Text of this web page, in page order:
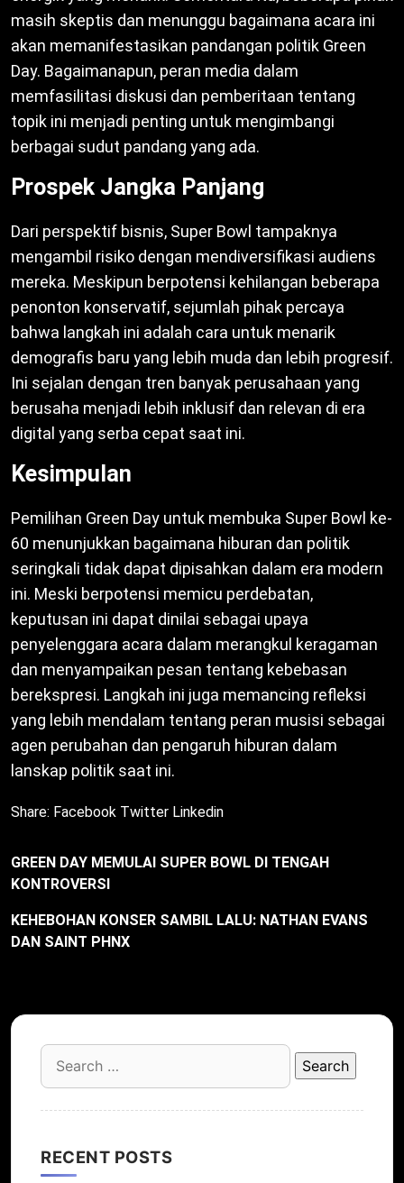
masih skeptis dan menunggu bagaimana acara ini
akan memanifestasikan pandangan politik Green
Day. Bagaimanapun, peran media dalam
memfasilitasi diskusi dan pemberitaan tentang
topik ini menjadi penting untuk mengimbangi
berbagai sudut pandang yang ada.
Prospek Jangka Panjang
Dari perspektif bisnis, Super Bowl tampaknya
mengambil risiko dengan mendiversifikasi audiens
mereka. Meskipun berpotensi kehilangan beberapa
penonton konservatif, sejumlah pihak percaya
bahwa langkah ini adalah cara untuk menarik
demografis baru yang lebih muda dan lebih progresif.
Ini sejalan dengan tren banyak perusahaan yang
berusaha menjadi lebih inklusif dan relevan di era
digital yang serba cepat saat ini.
Kesimpulan
Pemilihan Green Day untuk membuka Super Bowl ke-
60 menunjukkan bagaimana hiburan dan politik
seringkali tidak dapat dipisahkan dalam era modern
ini. Meski berpotensi memicu perdebatan,
keputusan ini dapat dinilai sebagai upaya
penyelenggara acara dalam merangkul keragaman
dan menyampaikan pesan tentang kebebasan
berekspresi. Langkah ini juga memancing refleksi
yang lebih mendalam tentang peran musisi sebagai
agen perubahan dan pengaruh hiburan dalam
lanskap politik saat ini.
Share: Facebook Twitter Linkedin
GREEN DAY MEMULAI SUPER BOWL DI TENGAH
KONTROVERSI
KEHEBOHAN KONSER SAMBIL LALU: NATHAN EVANS
DAN SAINT PHNX
Search
for:
RECENT POSTS